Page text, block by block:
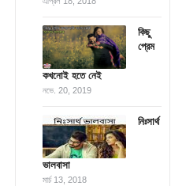
কিছু
প্রেম
কখনোই হতে নেই
নভে. 20, 2019
নিঃসার্থ
ভালবাসা
মার্চ 13, 2018